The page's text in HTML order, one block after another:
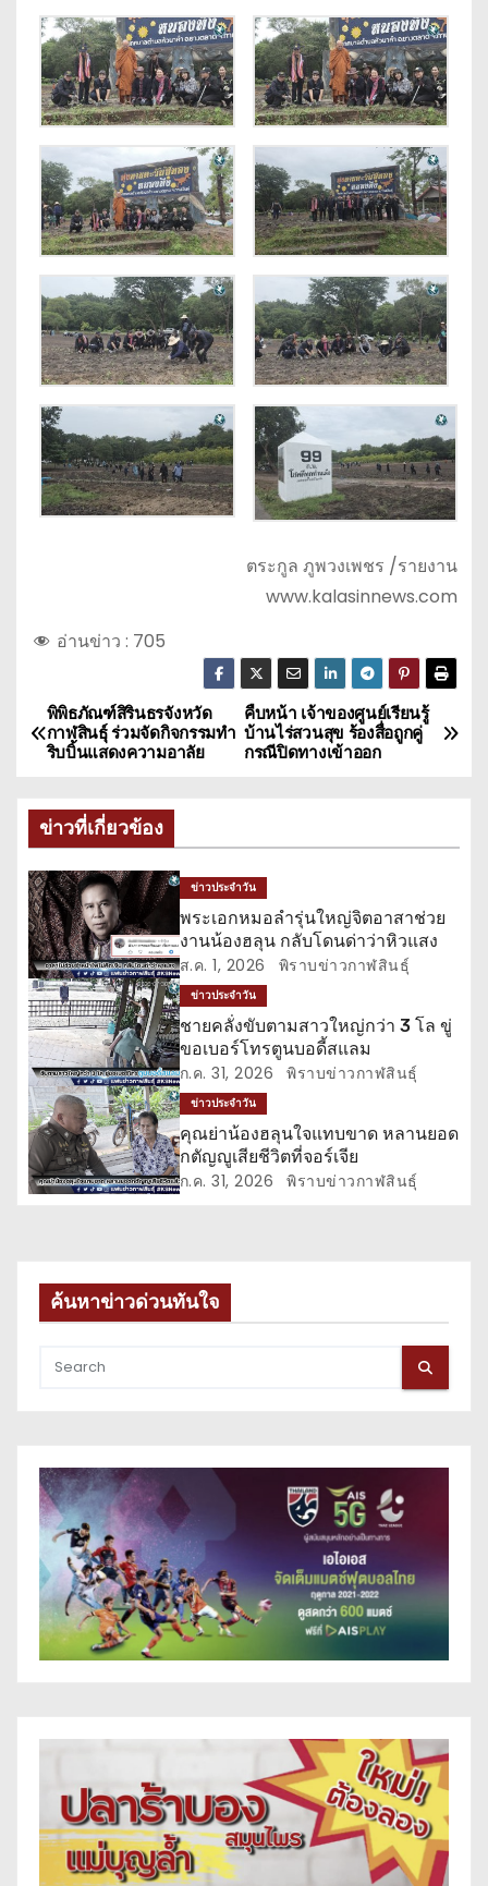
ตระกูล ภูพวงเพชร /รายงาน
www.kalasinnews.com
อ่านข่าว : 705
แ
น
ะ
แ
น
ว
เ
รื่
อ
ง
คืบหน้า เจ้าของศูนย์เรียนรู้
บ้านไร่สวนสุข ร้องสื่อถูกคู่
กรณีปิดทางเข้าออก
พิพิธภัณฑ์สิรินธรจังหวัด
กาฬสินธุ์ ร่วมจัดกิจกรรมทำ
ริบบิ้นแสดงความอาลัย
ข่าวที่เกี่ยวข้อง
ข่าวประจำวัน
พระเอกหมอลำรุ่นใหญ่จิตอาสาช่วย
งานน้องฮลุน กลับโดนด่าว่าหิวแสง
ส.ค. 1, 2026 พิราบข่าวกาฬสินธุ์
ข่าวประจำวัน
ชายคลั่งขับตามสาวใหญ่กว่า 3 โล ขู่
ขอเบอร์โทรตูนบอดี้สแลม
ก.ค. 31, 2026 พิราบข่าวกาฬสินธุ์
ข่าวประจำวัน
คุณย่าน้องฮลุนใจแทบขาด หลานยอด
กตัญญูเสียชีวิตที่จอร์เจีย
ก.ค. 31, 2026 พิราบข่าวกาฬสินธุ์
ค้นหาข่าวด่วนทันใจ